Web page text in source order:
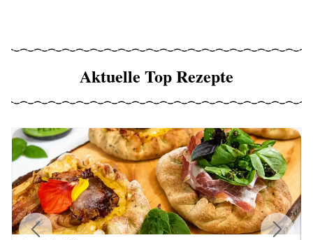
Aktuelle Top Rezepte